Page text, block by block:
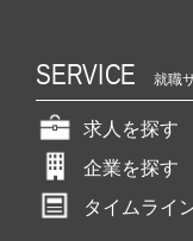
SERVICE 就職
求人を探す
企業を探す
タイムライ